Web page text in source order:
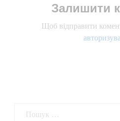
Залишити
Щоб відправити